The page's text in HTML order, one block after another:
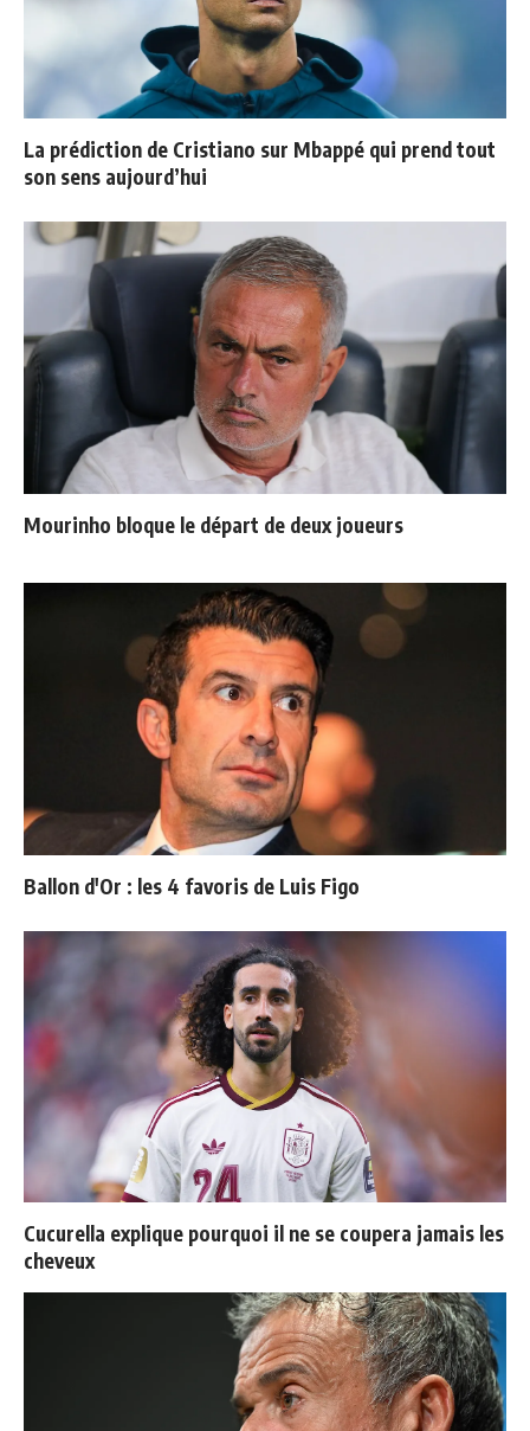
La prédiction de Cristiano sur Mbappé qui prend tout
son sens aujourd’hui
Mourinho bloque le départ de deux joueurs
Ballon d'Or : les 4 favoris de Luis Figo
Cucurella explique pourquoi il ne se coupera jamais les
cheveux